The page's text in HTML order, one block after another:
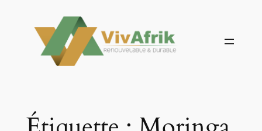
contenu